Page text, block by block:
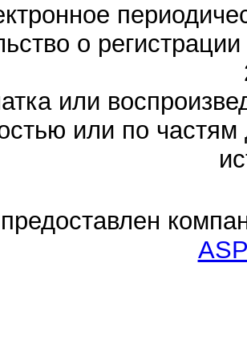
о
или
или по частям